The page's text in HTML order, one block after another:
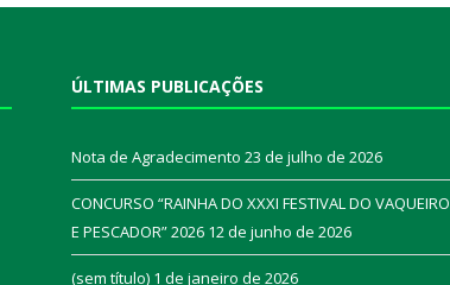
ÚLTIMAS PUBLICAÇÕES
Nota de Agradecimento 23 de julho de 2026
CONCURSO “RAINHA DO XXXI FESTIVAL DO VAQUEIRO
E PESCADOR” 2026 12 de junho de 2026
(sem título) 1 de janeiro de 2026